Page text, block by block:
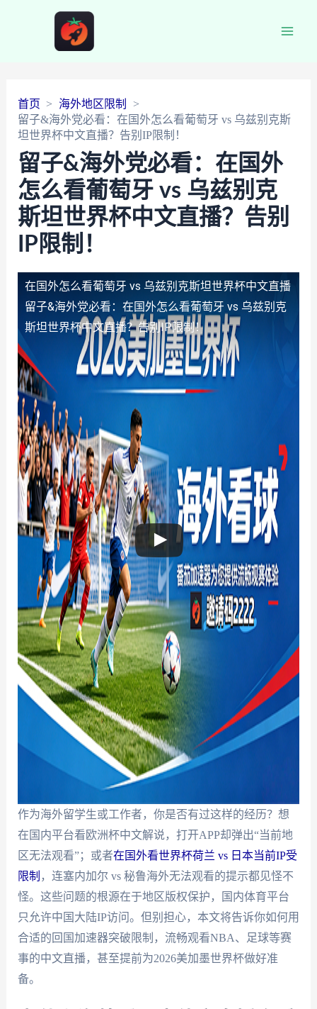
首页
海外地区限制
留子&海外党必看：在国外怎么看葡萄牙 vs 乌兹别克斯
坦世界杯中文直播？告别IP限制！
留子&海外党必看：在国外
怎么看葡萄牙 vs 乌兹别克
斯坦世界杯中文直播？告别
IP限制！
在国外怎么看葡萄牙 vs 乌兹别克斯坦世界杯中文直播
留子&海外党必看：在国外怎么看葡萄牙 vs 乌兹别克
斯坦世界杯中文直播？告别IP限制！
作为海外留学生或工作者，你是否有过这样的经历？想
在国内平台看欧洲杯中文解说，打开APP却弹出“当前地
区无法观看”；或者在国外看世界杯荷兰 vs 日本当前IP受
限制 ，连塞内加尔 vs 秘鲁海外无法观看的提示都见怪不
怪。这些问题的根源在于地区版权保护，国内体育平台
只允许中国大陆IP访问。但别担心，本文将告诉你如何用
合适的回国加速器突破限制，流畅观看NBA、足球等赛
事的中文直播，甚至提前为2026美加墨世界杯做好准
备。